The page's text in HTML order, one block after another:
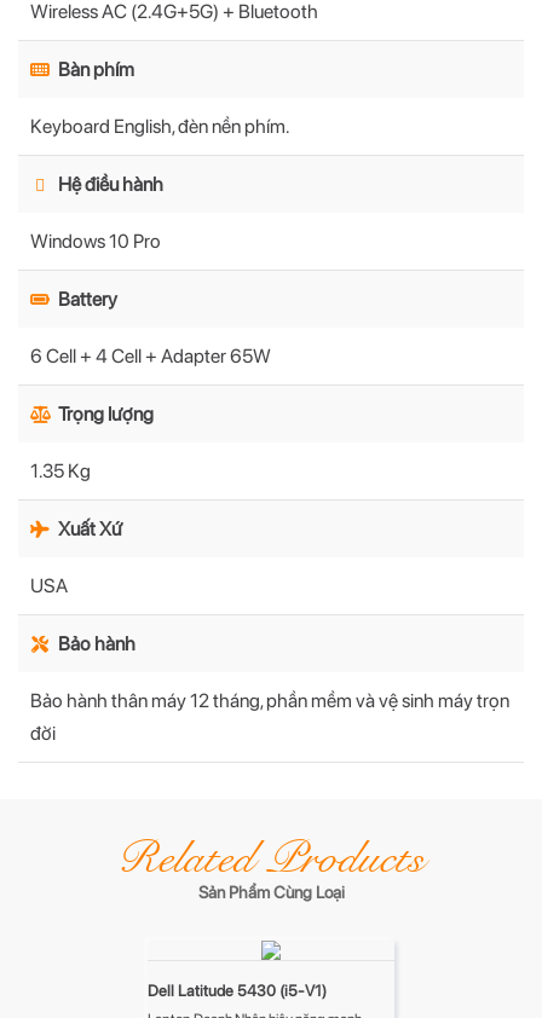
Wireless AC (2.4G+5G) + Bluetooth
Bàn phím
Keyboard English, đèn nền phím.
Hệ điều hành
Windows 10 Pro
Battery
6 Cell + 4 Cell + Adapter 65W
Trọng lượng
1.35 Kg
Xuất Xứ
USA
Bảo hành
Bảo hành thân máy 12 tháng, phần mềm và vệ sinh máy trọn
đời
Related Products
Sản Phẩm Cùng Loại
Dell Latitude 5430 (i5-V1)